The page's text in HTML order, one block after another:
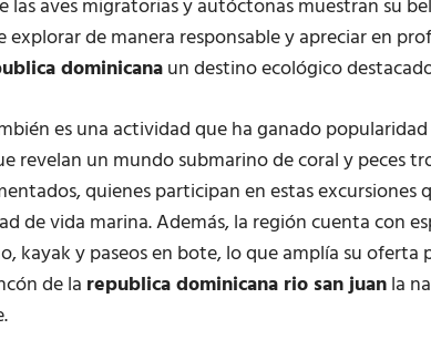
las aves migratorias y autóctonas muestran su
de manera responsable y apreciar en
dominicanaun destino ecológico
es una actividad que ha ganado popularidad
revelan un mundo submarino de coral y peces
quienes participan en estas excursiones
de vida marina. Además, la región cuenta con
kayak y paseos en bote, lo que amplía su oferta
de la republica dominicana rio san juanla